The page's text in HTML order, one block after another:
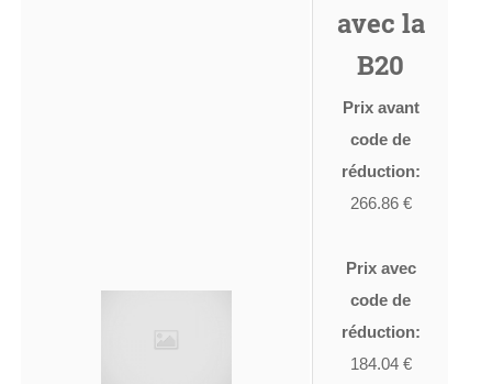
avec la
B20
Prix avant
code de
réduction:
266.86 €
Prix avec
code de
réduction:
184.04 €